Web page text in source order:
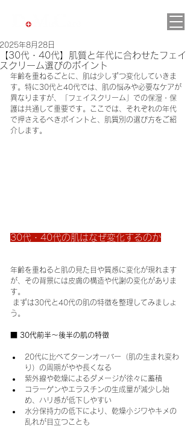
【30代・40代】肌質と年代に合わせたフェイ
スクリーム選びのポイント
2025年8月28日
年齢を重ねるごとに、肌は少しずつ変化していきま
す。特に30代と40代では、肌の悩みや必要なケアが
異なりますが、「フェイスクリーム」での保湿・保
護は共通して重要です。ここでは、それぞれの年代
で押さえるべきポイントと、肌質別の選び方をご紹
介します。
30代・40代の肌はなぜ変化するのか
年齢を重ねると肌の見た目や質感に変化が現れます
が、その背景には皮膚の構造や代謝の変化がありま
す。
まずは30代と40代の肌の特徴を整理してみましょ
う。
■ 30代前半〜後半の肌の特徴
20代に比べてターンオーバー（肌の生まれ変わ
り）の周期がやや長くなる
紫外線や乾燥によるダメージが徐々に蓄積
コラーゲンやエラスチンの生成量が減少し始
め、ハリ感が低下しやすい
水分保持力の低下により、乾燥小ジワやキメの
乱れが目立つことも